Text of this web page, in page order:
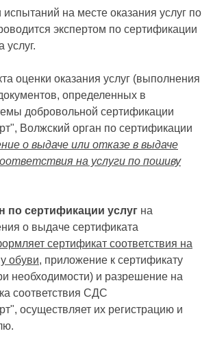
на месте оказания услуг по
экспертом по сертификации
услуг.
оценки оказания услуг (выполнения
определенных в
добровольной сертификации
Волжский орган по сертификации
о выдаче или отказе в выдаче
на услуги по пошиву
по сертификации услуг на
о выдаче сертификата
сертификат соответствия на
обуви, приложение к сертификату
необходимости) и разрешение на
соответствия СДС
осуществляет их регистрацию и